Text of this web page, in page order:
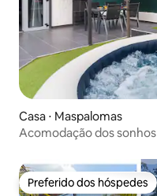
Casa ⋅ Maspalomas
Acomodação dos sonhos
Preferido dos hóspedes
Preferido dos hóspedes